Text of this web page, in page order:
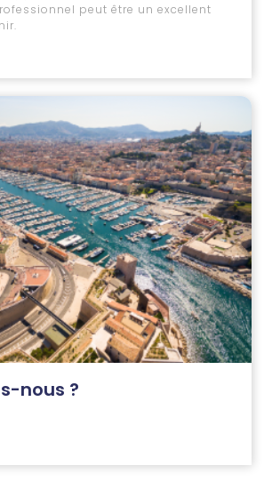
peut être un excellent
nous ?